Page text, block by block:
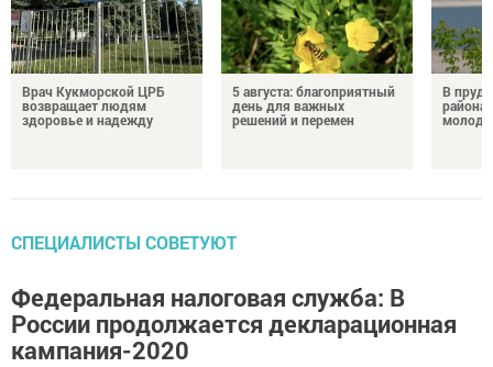
Врач Кукморской ЦРБ
возвращает людям
здоровье и надежду
5 августа: благоприятный
день для важных
решений и перемен
В
района
СПЕЦИАЛИСТЫ СОВЕТУЮТ
Федеральная налоговая служба: В
России продолжается декларационная
кампания-2020